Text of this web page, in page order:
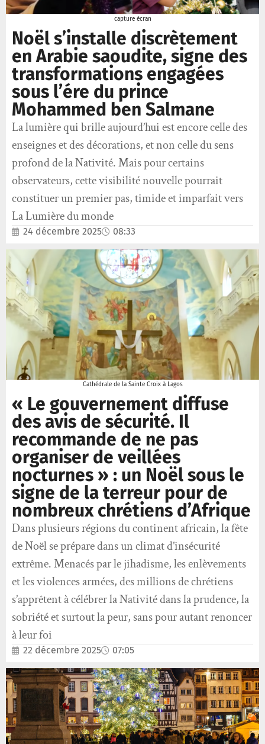
capture écran
Noël s’installe discrètement
en Arabie saoudite, signe des
transformations engagées
sous l’ére du prince
Mohammed ben Salmane
La lumière qui brille aujourd’hui est encore celle des
enseignes et des décorations, et non celle du sens
profond de la Nativité. Mais pour certains
observateurs, cette visibilité nouvelle pourrait
constituer un premier pas, timide et imparfait vers
La Lumière du monde
24 décembre 2025 08:33
Cathédrale de la Sainte Croix à Lagos
« Le gouvernement diffuse
des avis de sécurité. Il
recommande de ne pas
organiser de veillées
nocturnes » : un Noël sous le
signe de la terreur pour de
nombreux chrétiens d’Afrique
Dans plusieurs régions du continent africain, la fête
de Noël se prépare dans un climat d’insécurité
extrême. Menacés par le jihadisme, les enlèvements
et les violences armées, des millions de chrétiens
s’apprêtent à célébrer la Nativité dans la prudence, la
sobriété et surtout la peur, sans pour autant renoncer
à leur foi
22 décembre 2025 07:05